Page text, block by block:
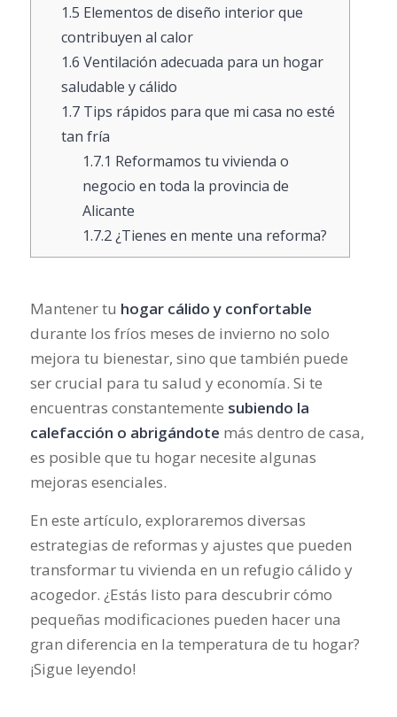
1.5 Elementos de diseño interior que
contribuyen al calor
1.6 Ventilación adecuada para un hogar
saludable y cálido
1.7Tips rápidos para que mi casa no esté
tan fría
1.7.1 Reformamos tu vivienda o
negocio en toda la provincia de
Alicante
1.7.2¿Tienes en mente una reforma?
Mantener tu hogar cálido y confortable
durante los fríos meses de invierno no solo
mejora tu bienestar, sino que también puede
ser crucial para tu salud y economía. Si te
encuentras constantemente subiendo la
calefacción o abrigándote más dentro de casa,
es posible que tu hogar necesite algunas
mejoras esenciales.
En este artículo, exploraremos diversas
estrategias de reformas y ajustes que pueden
transformar tu vivienda en un refugio cálido y
acogedor. ¿Estás listo para descubrir cómo
pequeñas modificaciones pueden hacer una
gran diferencia en la temperatura de tu hogar?
¡Sigue leyendo!